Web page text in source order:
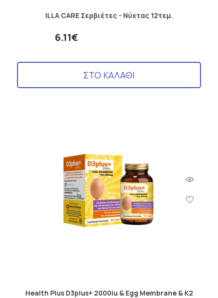
ILLA CARE Σερβιέτες - Νύχτας 12τεμ.
6.11€
ΣΤΟ ΚΑΛΑΘΙ
Health Plus D3plus+ 2000iu & Egg Membrane & K2